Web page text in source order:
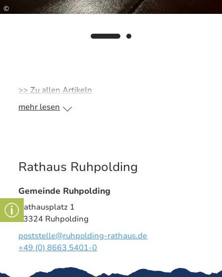
Langfristig ist eine fest installierte
Bayernwerken in Auftrag gegeben wurde. Die
Die mobile Solar-Straßenbeleuchtung stellt eine
pragmatische Zwischenlösung dar und eröffnet
entsteht.
©
>> Zu allen Artikeln
mehr lesen
Rathaus Ruhpolding
Gemeinde Ruhpolding
Rathausplatz 1
83324 Ruhpolding
poststelle@ruhpolding-rathaus.de
+49 (0) 8663 5401-0